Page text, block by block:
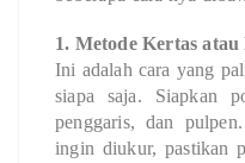
1. Metode Kertas atau
Ini adalah cara yang
siapa saja. Siapkan
penggaris, dan
ingin diukur, pastikan